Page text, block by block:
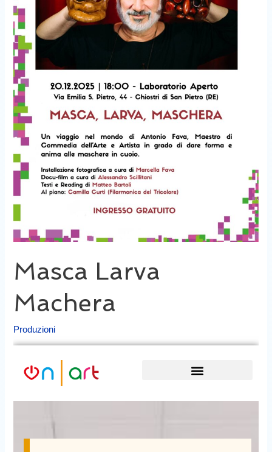
Masca Larva
Machera
Produzioni